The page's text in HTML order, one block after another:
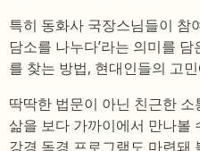
특히 동화사 국장스님들이 참
담소를 나누다’라는 의미를
를 찾는 방법, 현대인들의 고
딱딱한 법문이 아닌 친근한
삶을 보다 가까이에서 만나볼
강경 독경 프로그램도 마련돼